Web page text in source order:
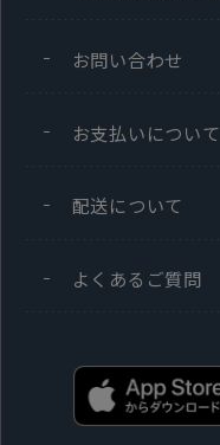
お問い合わせ
お支払いについて
配送について
よくあるご質問